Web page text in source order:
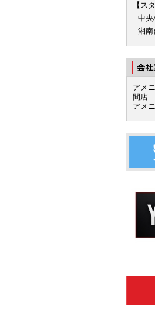
【ス
中央
湘南
アメ
間店
アメ